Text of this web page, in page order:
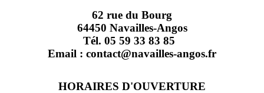
62 rue du Bourg
64450 Navailles-Angos
Tél. 05 59 33 83 85
Email : contact@navailles-angos.fr
HORAIRES D'OUVERTURE